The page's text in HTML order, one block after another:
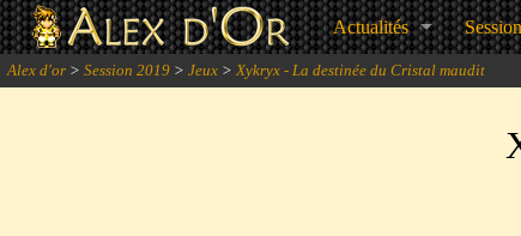
Actualités
Alex d'or > Session 2019 > Jeux >Xykryx - La destinée du Cristal maudit